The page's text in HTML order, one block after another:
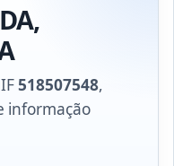
518507548,
informação